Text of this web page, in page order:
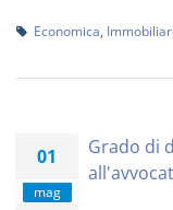
Economica
01
mag
Grado di